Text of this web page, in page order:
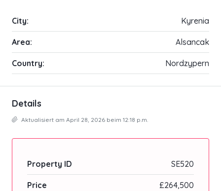
City: Kyrenia
Area: Alsancak
Country: Nordzypern
Details
Aktualisiert am April 28, 2026 beim 12:18 p.m.
Property ID SE520
Price £264,500